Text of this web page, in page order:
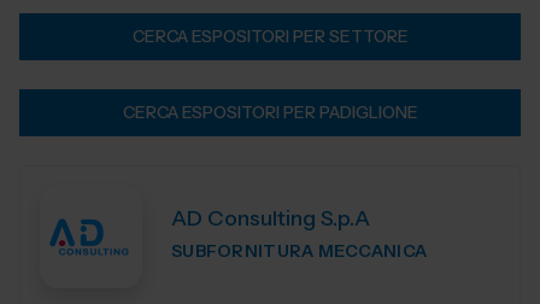
CERCA ESPOSITORI PER SETTORE
CERCA ESPOSITORI PER PADIGLIONE
AD Consulting S.p.A
SUBFORNITURA MECCANICA